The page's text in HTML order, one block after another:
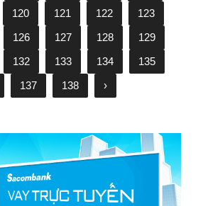
120 121 122
123
126 127 128
129
132 133 134
135
137 138 ›